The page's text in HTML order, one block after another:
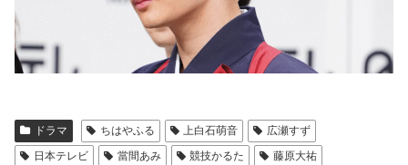
ドラマ ちはやふる 上白石萌音
広瀬すず
日本テレビ
當間あみ 競技かるた 藤原大祐